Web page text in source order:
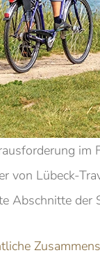
im
von Lübeck-
Abschnitte der